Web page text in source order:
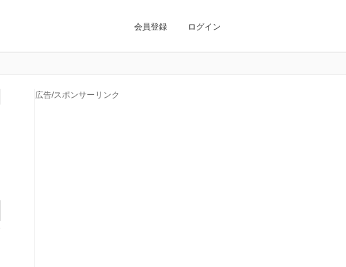
会員登録 ログイン
広告/スポンサーリンク